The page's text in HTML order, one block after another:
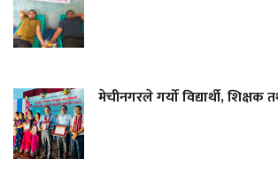
मेचीनगरले गर्यो विद्यार्थी, शिक्षक